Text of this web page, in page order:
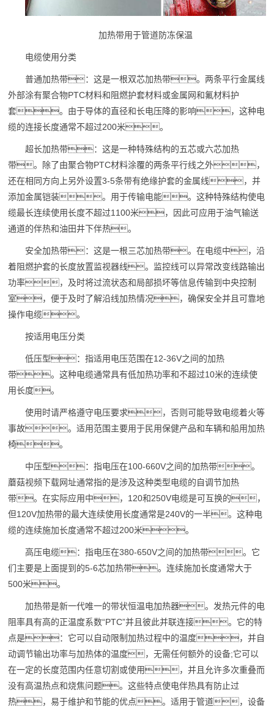
加热带用于管道防冻保温
电缆使用分类
普通加热带：这是一根双芯加热带。两条平行金属线
外部涂有聚合物PTC材料和阻燃护套材料或金属网和氟材料护
套。由于导体的直径和长电压降的影响，这种电
缆的连接长度通常不超过200米。
超长加热带：这是一种特殊结构的五芯或六芯加热
带。除了由聚合物PTC材料涂覆的两条平行线之外，
还在相同方向上另外设置3-5条带有绝缘护套的金属线，并
添加金属铠装。用于传输电能。这种特殊结构使电
缆最长连续使用长度不超过1100米，因此可应用于油气输送
通道的伴热和油田井下伴热。
安全加热带：这是一根三芯加热带。在电缆中，沿
着阻燃护套的长度放置监视器线。监控线可以异常改变线路输出
功率，及时将过流状态和局部损坏等信息传输到中央控制
室，便于及时了解沿线加热情况，确保安全并且可靠地
操作电缆。
按适用电压分类
低压型：指适用电压范围在12-36V之间的加热
带。这种电缆通常具有低加热功率和不超过10米的连续使
用长度。
使用时请严格遵守电压要求，否则可能导致电缆着火等
事故。适用范围主要用于民用保健产品和车辆和船用加热
椅。
中压型：指电压在100-660V之间的加热带。
蘑菇视频下载网址通常指的是涉及这种类型电缆的自调节加热
带。在实际应用中，120和250V电缆是可互换的，
但120V加热带的最大连续使用长度通常是240V的一半。这种电
缆的连续施加长度通常不超过200米。
高压电缆：指电压在380-650V之间的加热带。它
们主要是上面提到的5-6芯加热带。连续施加长度通常大于
500米。
加热带是新一代唯一的带状恒温电加热器。发热元件的电
阻率具有高的正温度系数“PTC”并且彼此并联连接。它的特
点是：它可以自动限制加热过程中的温度，并自
动调节输出功率与加热体的温度，无需任何额外的设备;它可以
在一定的长度范围内任意切割或使用，并且允许多次重叠而
没有高温热点和烧焦问题。这些特点使电伴热具有防止过
热，易于维护和节能的优点。适用于管道，设备